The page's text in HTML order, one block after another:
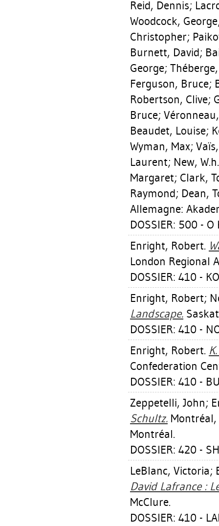
Reid, Dennis;
Woodcock, George
Christopher;
Burnett, David;
George;
Ferguson, Bruce;
Robertson, Clive;
Bruce;
Beaudet, Louise;
Wyman, Max;
Laurent; New, W.h.
Margaret; Clark,
Raymond; Dean,
Allemagne:
DOSSIER: 500 -
Enright, Robert.
London Regional
DOSSIER: 410 -
Enright, Robert;
Landscape.
DOSSIER: 410 -
Enright, Robert.
Confederation
DOSSIER: 410 -
Zeppetelli, John;
Schultz.
Montréal.
DOSSIER: 420 -
LeBlanc, Victoria;
David Lafrance :
McClure.
DOSSIER: 410 -